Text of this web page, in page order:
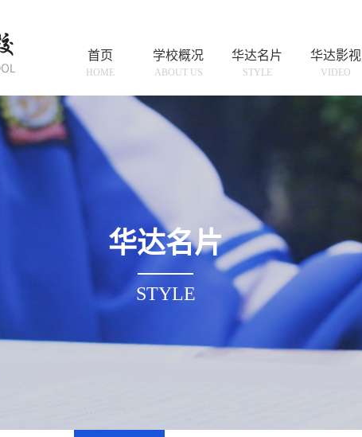
首页
HOME
学校概况
ABOUT US
华达名片
STYLE
华达影视
VIDEO
华达名片
STYLE